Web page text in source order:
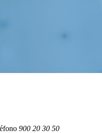
900 20 30 50